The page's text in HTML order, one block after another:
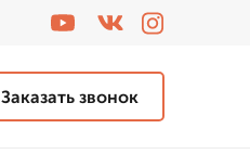
Заказать звонок